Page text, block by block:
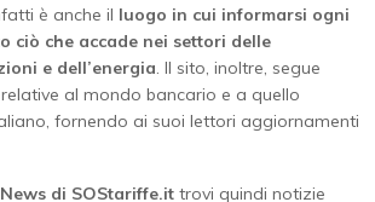
è anche il luogo in cui informarsi ogni
ciò che accade nei settori delle
e dell’energia. Il sito, inoltre, segue
al mondo bancario e a quello
fornendo ai suoi lettori aggiornamenti
di SOStariffe.it trovi quindi notizie